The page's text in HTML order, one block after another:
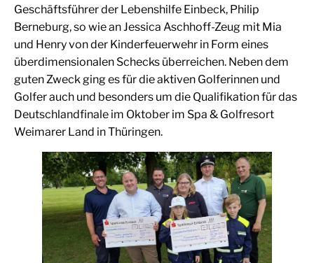
Geschäftsführer der Lebenshilfe Einbeck, Philip
Berneburg, so wie an Jessica Aschhoff-Zeug mit Mia
und Henry von der Kinderfeuerwehr in Form eines
überdimensionalen Schecks überreichen. Neben dem
guten Zweck ging es für die aktiven Golferinnen und
Golfer auch und besonders um die Qualifikation für das
Deutschlandfinale im Oktober im Spa & Golfresort
Weimarer Land in Thüringen.